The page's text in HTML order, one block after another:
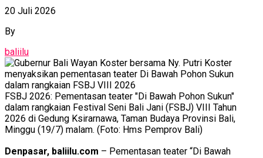
20 Juli 2026
By
baliilu
FSBJ 2026: Pementasan teater "Di Bawah Pohon Sukun"
dalam rangkaian Festival Seni Bali Jani (FSBJ) VIII Tahun
2026 di Gedung Ksirarnawa, Taman Budaya Provinsi Bali,
Minggu (19/7) malam. (Foto: Hms Pemprov Bali)
Denpasar, baliilu.com – Pementasan teater “Di Bawah